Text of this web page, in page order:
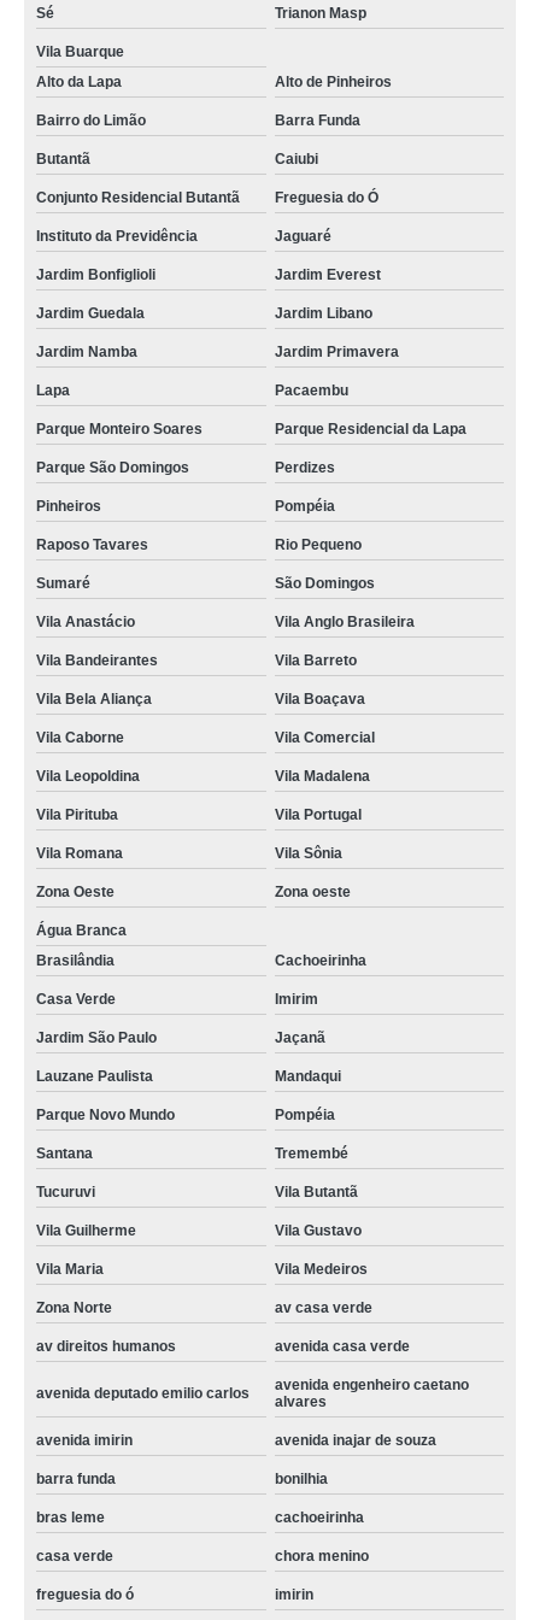
preço de maquina de lavar conserto Pompéia
preço de conserto em maquina de lavar Cachoeirinha
conserto maquina lavar roupa brastemp valor Vila Anastácio
conserto de maquina de lavar brastemp orçamento Consolação
conserto maquina de lavar roupa rua joao ruthe
maquina de lavar conserto Zona Oeste
conserto maquina lavar brastemp valor Água Branca
maquina de lavar conserto valor av casa verde
conserto de maquina de lavar orçamento Bela Vista
quanto custa conserto de maquina de lavar vila prado
conserto de maquina de lavar roupa valor Rio Pequeno
preço de conserto de maquina de lavar brastemp Bexiga
maquina de lavar conserto valor Zona oeste
conserto maquina lavar roupa brastemp orçamento Zona oeste
conserto maquina lavar roupa brastemp Vila Medeiros
preço de conserto em maquina de lavar Imirim
conserto maquina lavar brastemp Vila Guilherme
conserto maquina lavar roupa Tucuruvi
conserto maquina de lavar valor sitio manda aqui
quanto custa conserto maquina lavar roupa Higienópolis
conserto de maquina de lavar orçamento vila gouvea
telefone de tecnico em conserto de maquina de lavar Vila Pirituba
preço de conserto maquina de lavar brastemp Higienópolis
telefone de tecnico em conserto de maquina de lavar Cerqueira César
conserto em maquina de lavar orçamento peruche
quanto custa maquina de lavar conserto vila santista
tecnico em conserto de maquina de lavar vila roque
quanto custa conserto maquina de lavar roupa chora menino
preço de conserto maquina lavar roupa Vila Buarque
maquina de lavar conserto orçamento Zona Oeste
Sé Trianon Masp
Vila Buarque
Alto da Lapa
Alto de Pinheiros
Bairro do Limão Barra Funda
Butantã Caiubi
Conjunto Residencial Butantã Freguesia do Ó
Instituto da Previdência Jaguaré
Jardim Bonfiglioli Jardim Everest
Jardim Guedala Jardim Libano
Jardim Namba Jardim Primavera
Lapa Pacaembu
Parque Monteiro Soares Parque Residencial da Lapa
Parque São Domingos Perdizes
Pinheiros Pompéia
Raposo Tavares Rio Pequeno
Sumaré São Domingos
Vila Anastácio Vila Anglo Brasileira
Vila Bandeirantes Vila Barreto
Vila Bela Aliança Vila Boaçava
Vila Caborne Vila Comercial
Vila Leopoldina Vila Madalena
Vila Pirituba Vila Portugal
Vila Romana Vila Sônia
Zona Oeste Zona oeste
Água Branca
Brasilândia
Cachoeirinha
Casa Verde Imirim
Jardim São Paulo Jaçanã
Lauzane Paulista Mandaqui
Parque Novo Mundo Pompéia
Santana Tremembé
Tucuruvi Vila Butantã
Vila Guilherme Vila Gustavo
Vila Maria Vila Medeiros
Zona Norte av casa verde
av direitos humanos avenida casa verde
avenida deputado emilio carlos
avenida engenheiro caetano
alvares
avenida imirin avenida inajar de souza
barra funda bonilhia
bras leme cachoeirinha
casa verde chora menino
freguesia do ó imirin